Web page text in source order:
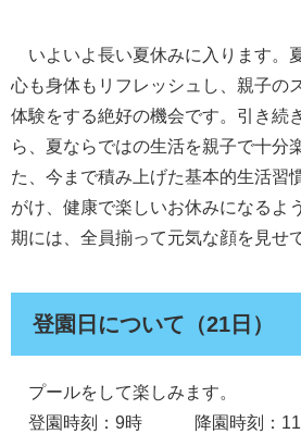
いよいよ長い夏休みに入ります。
心も身体もリフレッシュし、親子の
体験をする絶好の機会です。引き続
ら、夏ならではの生活を親子で十分
た、今まで積み上げた基本的生活習
がけ、健康で楽しいお休みになるよ
期には、全員揃って元気な顔を見せ
登園日について（21日）
プールをして楽しみます。
登園時刻：9時 降園時刻：11